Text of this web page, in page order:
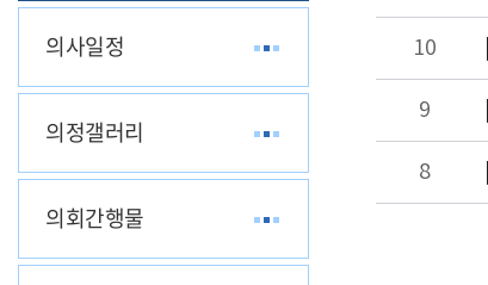
의사일정
의정갤러리
의회간행물
10
9
8